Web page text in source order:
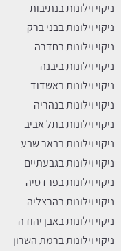
ניקוי וילונות בנתיבות
ניקוי וילונות בבני ברק
ניקוי וילונות בחדרה
ניקוי וילונות ביבנה
ניקוי וילונות באשדוד
ניקוי וילונות בנהריה
ניקוי וילונות בתל אביב
ניקוי וילונות בבאר שבע
ֱניקוי וילונות בגבעתיים
ניקוי וילונות בפרדסיה
ניקוי וילונות בהרצליה
ניקוי וילונות באבן יהודה
ניקוי וילונות ברמת השרון